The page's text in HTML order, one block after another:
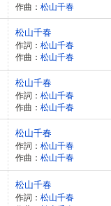
作曲： 松山千春
松山千春
作詞： 松山千春
作曲： 松山千春
松山千春
作詞： 松山千春
作曲： 松山千春
松山千春
作詞： 松山千春
作曲： 松山千春
松山千春
作詞： 松山千春